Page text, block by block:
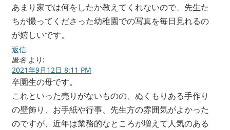
あまり家では何をしたか教えてくれないので、先生た
ちが撮ってくださった幼稚園での写真を毎日見れるの
が嬉しいです。
返信
匿名 より:
2021年9月12日 8:11 PM
卒園生の母です。
これといった売りがないものの、ぬくもりある手作り
の壁飾り、お手紙や行事、先生方の雰囲気がよかった
のですが、近年は業務的なところが増えて人気のある